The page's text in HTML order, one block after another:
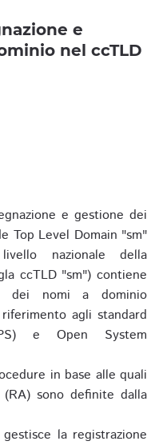
e
nel ccTLD
e gestione dei
Top Level Domain "sm"
nazionale della
ccTLD "sm") contiene
dei nomi a dominio
agli standard
e Open System
in base alle quali
sono definite dalla
la registrazione